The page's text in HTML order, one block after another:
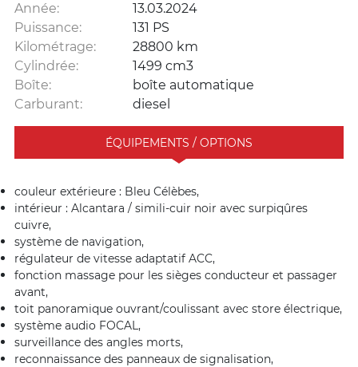
Année:
13.03.2024
Puissance:
131 PS
Kilométrage:
28800 km
Cylindrée:
1499 cm3
Boîte:
boîte automatique
Carburant:
diesel
ÉQUIPEMENTS / OPTIONS
couleur extérieure : Bleu Célèbes,
intérieur : Alcantara / simili-cuir noir avec surpiqûres
cuivre,
système de navigation,
régulateur de vitesse adaptatif ACC,
fonction massage pour les sièges conducteur et passager
avant,
toit panoramique ouvrant/coulissant avec store électrique,
système audio FOCAL,
surveillance des angles morts,
reconnaissance des panneaux de signalisation,